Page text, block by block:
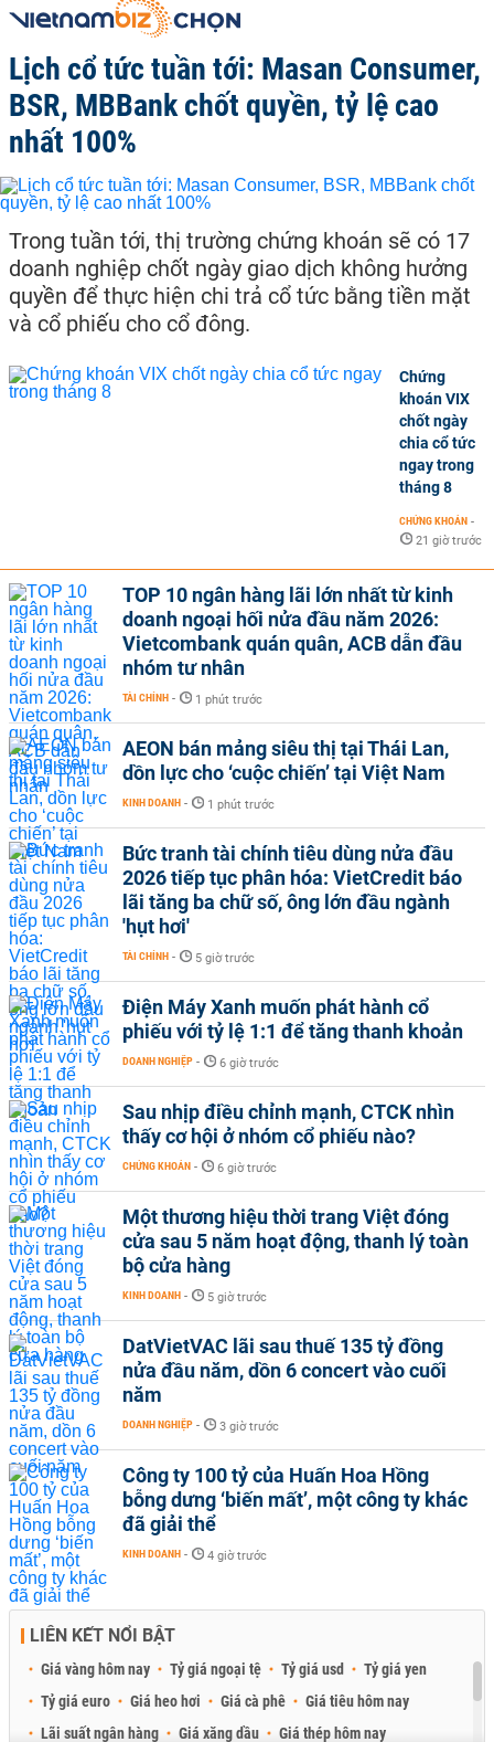
Lịch cổ tức tuần tới: Masan Consumer,
BSR, MBBank chốt quyền, tỷ lệ cao
nhất 100%
Trong tuần tới, thị trường chứng khoán sẽ có 17
doanh nghiệp chốt ngày giao dịch không hưởng
quyền để thực hiện chi trả cổ tức bằng tiền mặt
và cổ phiếu cho cổ đông.
Chứng
khoán VIX
chốt ngày
chia cổ tức
ngay trong
tháng 8
CHỨNG KHOÁN -
21 giờ trước
TOP 10 ngân hàng lãi lớn nhất từ kinh
doanh ngoại hối nửa đầu năm 2026:
Vietcombank quán quân, ACB dẫn đầu
nhóm tư nhân
TÀI CHÍNH - 1 phút trước
AEON bán mảng siêu thị tại Thái Lan,
dồn lực cho ‘cuộc chiến’ tại Việt Nam
KINH DOANH - 1 phút trước
Bức tranh tài chính tiêu dùng nửa đầu
2026 tiếp tục phân hóa: VietCredit báo
lãi tăng ba chữ số, ông lớn đầu ngành
'hụt hơi'
TÀI CHÍNH - 5 giờ trước
Điện Máy Xanh muốn phát hành cổ
phiếu với tỷ lệ 1:1 để tăng thanh khoản
DOANH NGHIỆP - 6 giờ trước
Sau nhịp điều chỉnh mạnh, CTCK nhìn
thấy cơ hội ở nhóm cổ phiếu nào?
CHỨNG KHOÁN - 6 giờ trước
Một thương hiệu thời trang Việt đóng
cửa sau 5 năm hoạt động, thanh lý toàn
bộ cửa hàng
KINH DOANH - 5 giờ trước
DatVietVAC lãi sau thuế 135 tỷ đồng
nửa đầu năm, dồn 6 concert vào cuối
năm
DOANH NGHIỆP - 3 giờ trước
Công ty 100 tỷ của Huấn Hoa Hồng
bỗng dưng ‘biến mất’, một công ty khác
đã giải thể
KINH DOANH - 4 giờ trước
LIÊN KẾT NỔI BẬT
Giá vàng hôm nay Tỷ giá ngoại tệ Tỷ giá usd
Tỷ giá yen
Tỷ giá euro
Giá heo hơi Giá cà phê
Giá tiêu hôm nay
Lãi suất ngân hàng
Giá xăng dầu Giá thép hôm nay